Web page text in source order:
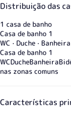
Distribuição das
1 casa de banho
Casa de banho 1
WC · Duche · Banheira
Casa de banho 1
WCDucheBanheira
nas zonas comuns
Características